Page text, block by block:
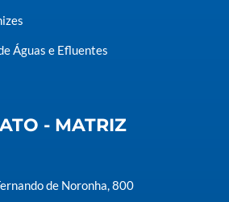
Águas e Efluentes
- MATRIZ
de Noronha, 800